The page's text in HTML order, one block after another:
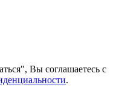
Вы соглашаетесь с
.